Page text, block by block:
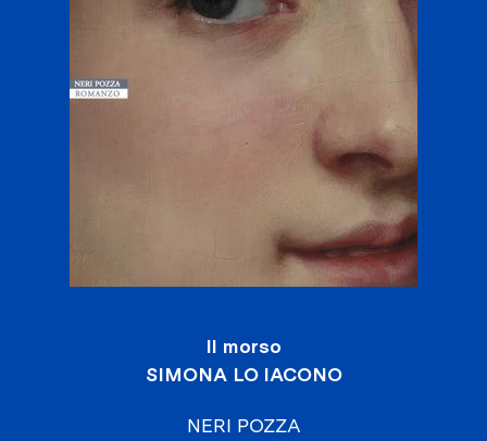
Il morso
SIMONA LO IACONO
NERI POZZA